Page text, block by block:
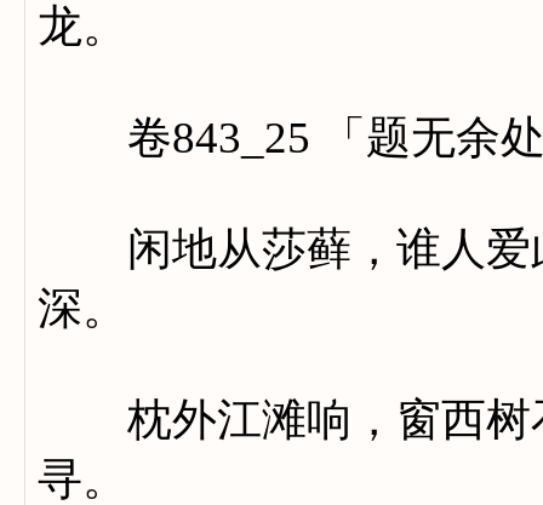
龙。
卷843_25 「题无余处
闲地从莎藓，谁人爱
深。
枕外江滩响，窗西树
寻。